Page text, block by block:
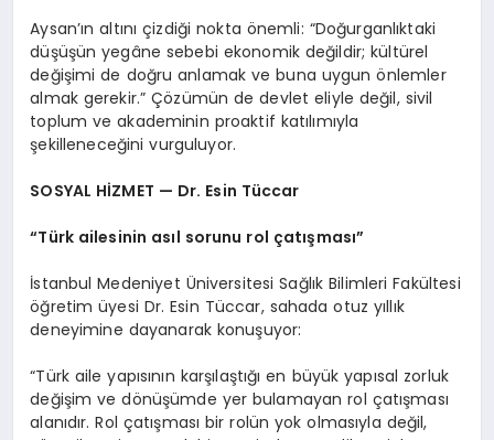
Aysan’ın altını çizdiği nokta önemli: “Doğurganlıktaki
düşüşün yegâne sebebi ekonomik değildir; kültürel
değişimi de doğru anlamak ve buna uygun önlemler
almak gerekir.” Çözümün de devlet eliyle değil, sivil
toplum ve akademinin proaktif katılımıyla
şekilleneceğini vurguluyor.
SOSYAL HİZMET — Dr. Esin Tüccar
“Türk ailesinin asıl sorunu rol çatışması”
İstanbul Medeniyet Üniversitesi Sağlık Bilimleri Fakültesi
öğretim üyesi Dr. Esin Tüccar, sahada otuz yıllık
deneyimine dayanarak konuşuyor:
“Türk aile yapısının karşılaştığı en büyük yapısal zorluk
değişim ve dönüşümde yer bulamayan rol çatışması
alanıdır. Rol çatışması bir rolün yok olmasıyla değil,